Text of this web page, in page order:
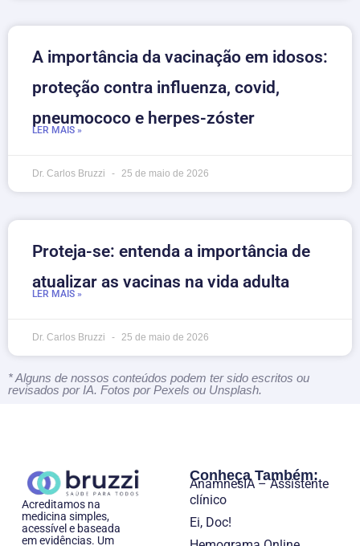
A importância da vacinação em idosos:
proteção contra influenza, covid,
pneumococo e herpes-zóster
LER MAIS »
Dr. Carlos Bruzzi 25 de maio de 2026
Proteja-se: entenda a importância de
atualizar as vacinas na vida adulta
LER MAIS »
Dr. Carlos Bruzzi 25 de maio de 2026
* Alguns de nossos conteúdos podem ter sido escritos ou
revisados por IA. Fotos por Pexels ou Unsplash.
Acreditamos na
medicina simples,
acessível e baseada
em evidências. Um
Conheça Também:
AnamnesIA – Assistente
clínico
Ei, Doc!